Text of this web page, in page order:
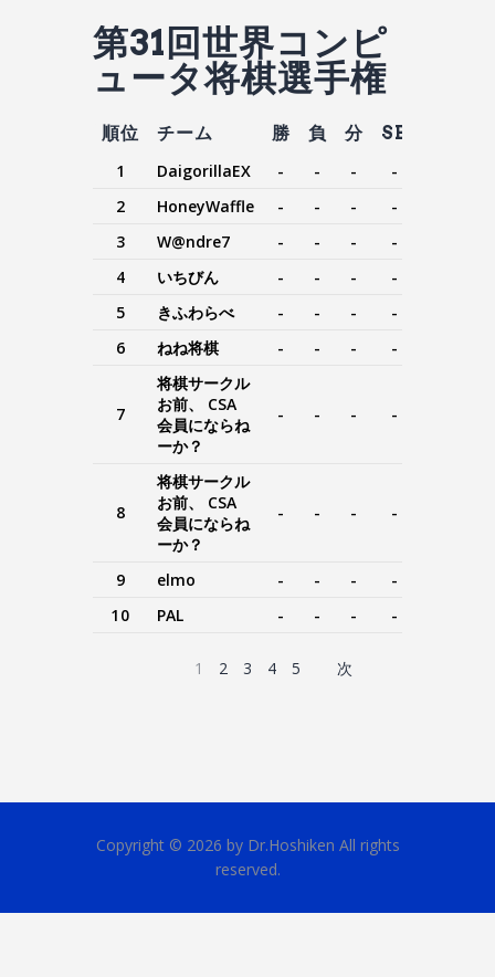
第31回世界コンピ
ュータ将棋選手権
順位 チーム 勝 負 分 SB
1
DaigorillaEX - - - -
2
HoneyWaffle - - - -
3
W@ndre7 - - - -
4
いちびん - - - -
5
きふわらべ - - - -
6
ねね将棋 - - - -
7
将棋サークル
お前、 CSA
会員にならね
ーか？
- - - -
8
将棋サークル
お前、 CSA
会員にならね
ーか？
- - - -
9 elmo - - - -
10
PAL - - - -
1 2 3 4 5 次
Copyright © 2026 by Dr.Hoshiken All rights
reserved.